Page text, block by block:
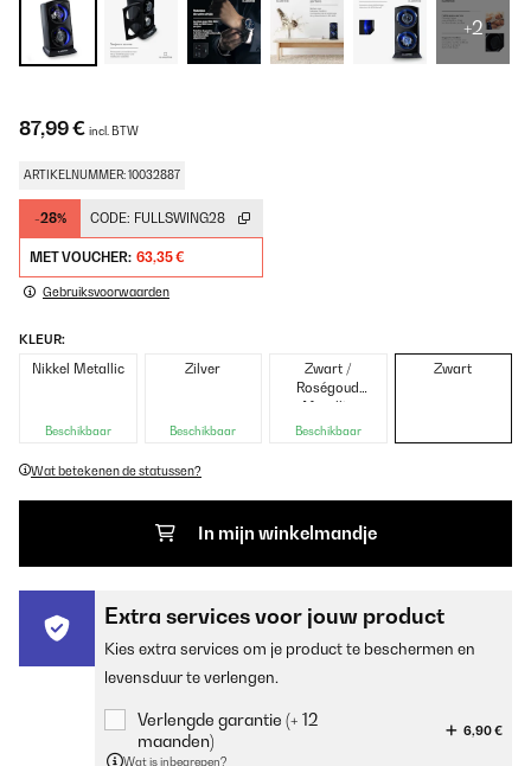
+2
87,99 € incl. BTW
ARTIKELNUMMER: 10032887
-28% CODE: FULLSWING28
MET VOUCHER: 63,35 €
Gebruiksvoorwaarden
KLEUR:
Nikkel Metallic
Beschikbaar
Zilver
Beschikbaar
Zwart /
Roségoud
Metallic
Beschikbaar
Zwart
Wat betekenen de statussen?
In mijn winkelmandje
Extra services voor jouw product
Kies extra services om je product te beschermen en
levensduur te verlengen.
Verlengde garantie (+ 12
maanden)
6,90 €
Wat is inbegrepen?